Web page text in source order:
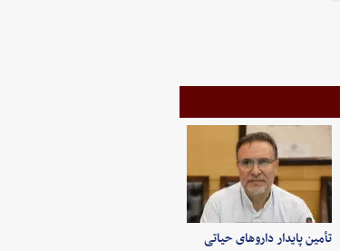
تأمین پایدار داروهای حیاتی